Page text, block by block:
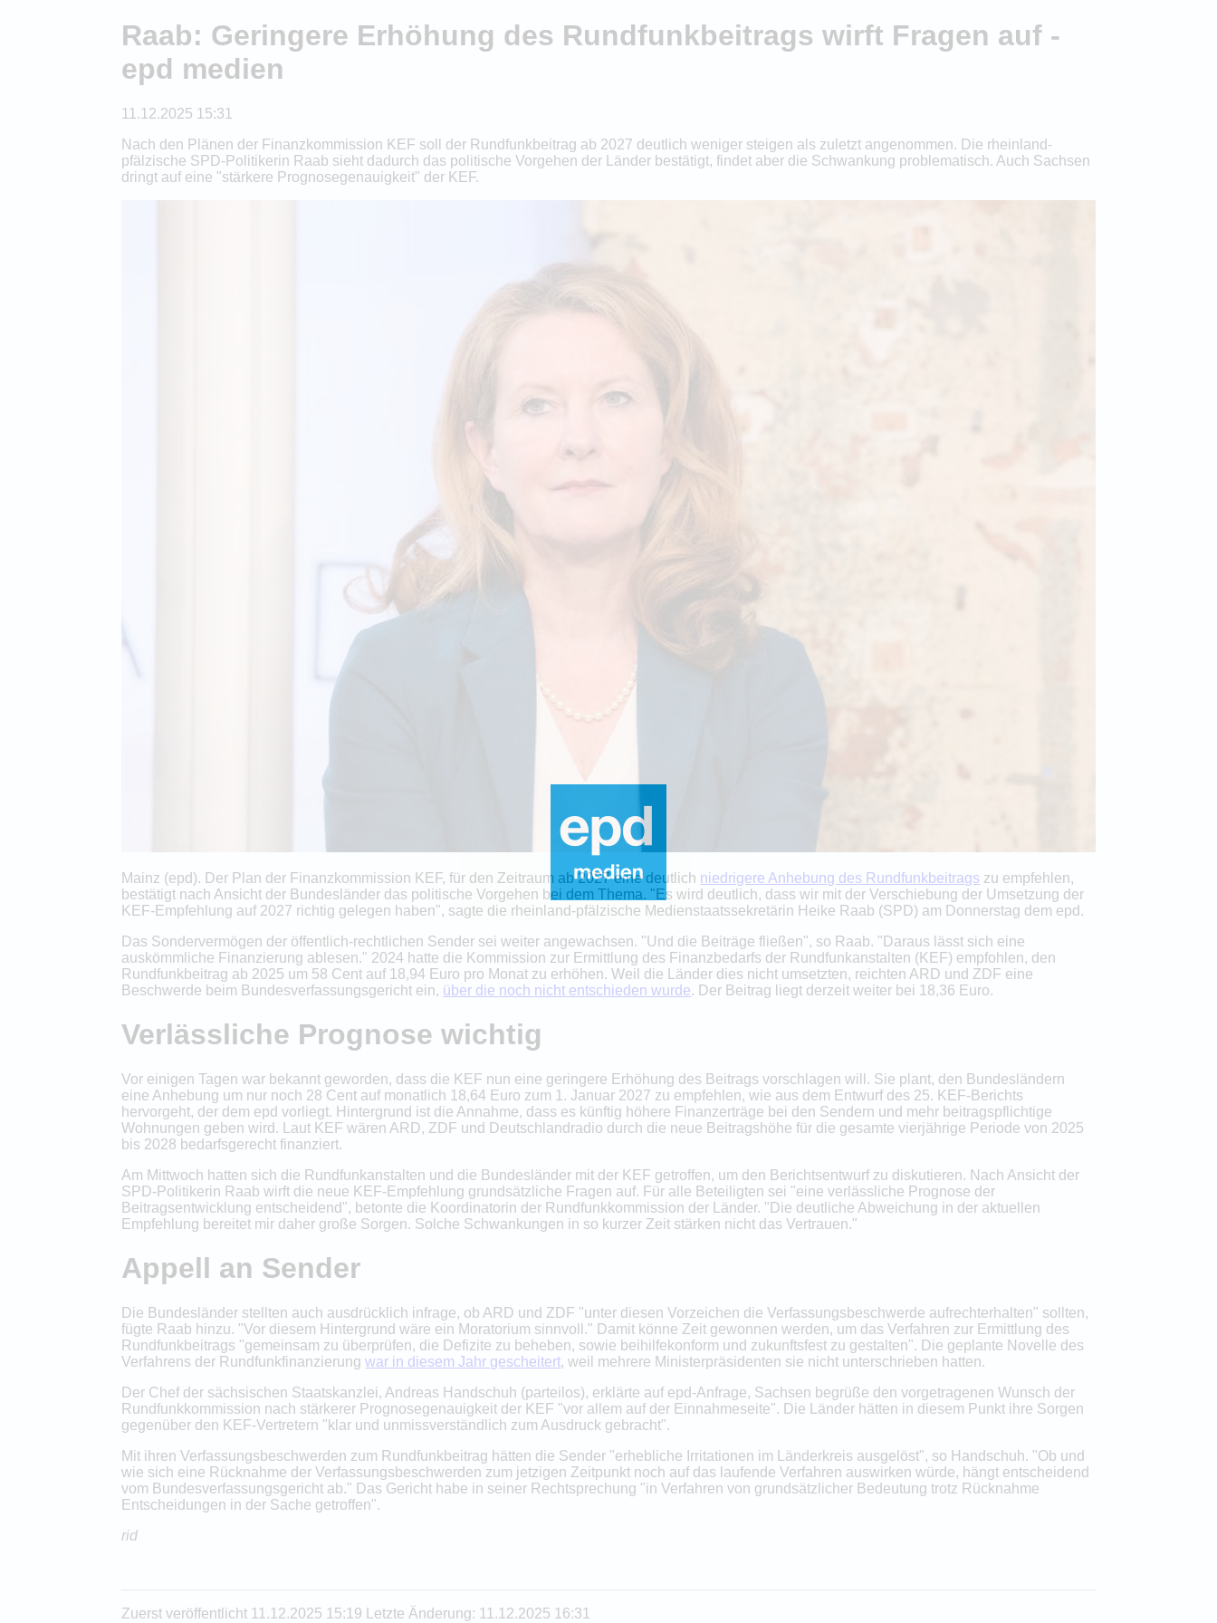
Raab: Geringere Erhöhung des Rundfunkbeitrags wirft Fragen auf -
epd medien
11.12.2025 15:31
Nach den Plänen der Finanzkommission KEF soll der Rundfunkbeitrag ab 2027 deutlich weniger steigen als zuletzt angenommen. Die rheinland-
pfälzische SPD-Politikerin Raab sieht dadurch das politische Vorgehen der Länder bestätigt, findet aber die Schwankung problematisch. Auch Sachsen
dringt auf eine "stärkere Prognosegenauigkeit" der KEF.
Mainz (epd). Der Plan der Finanzkommission KEF, für den Zeitraum ab 2027 eine deutlich niedrigere Anhebung des Rundfunkbeitrags zu empfehlen,
bestätigt nach Ansicht der Bundesländer das politische Vorgehen bei dem Thema. "Es wird deutlich, dass wir mit der Verschiebung der Umsetzung der
KEF-Empfehlung auf 2027 richtig gelegen haben", sagte die rheinland-pfälzische Medienstaatssekretärin Heike Raab (SPD) am Donnerstag dem epd.
Das Sondervermögen der öffentlich-rechtlichen Sender sei weiter angewachsen. "Und die Beiträge fließen", so Raab. "Daraus lässt sich eine
auskömmliche Finanzierung ablesen." 2024 hatte die Kommission zur Ermittlung des Finanzbedarfs der Rundfunkanstalten (KEF) empfohlen, den
Rundfunkbeitrag ab 2025 um 58 Cent auf 18,94 Euro pro Monat zu erhöhen. Weil die Länder dies nicht umsetzten, reichten ARD und ZDF eine
Beschwerde beim Bundesverfassungsgericht ein, über die noch nicht entschieden wurde. Der Beitrag liegt derzeit weiter bei 18,36 Euro.
Verlässliche Prognose wichtig
Vor einigen Tagen war bekannt geworden, dass die KEF nun eine geringere Erhöhung des Beitrags vorschlagen will. Sie plant, den Bundesländern
eine Anhebung um nur noch 28 Cent auf monatlich 18,64 Euro zum 1. Januar 2027 zu empfehlen, wie aus dem Entwurf des 25. KEF-Berichts
hervorgeht, der dem epd vorliegt. Hintergrund ist die Annahme, dass es künftig höhere Finanzerträge bei den Sendern und mehr beitragspflichtige
Wohnungen geben wird. Laut KEF wären ARD, ZDF und Deutschlandradio durch die neue Beitragshöhe für die gesamte vierjährige Periode von 2025
bis 2028 bedarfsgerecht finanziert.
Am Mittwoch hatten sich die Rundfunkanstalten und die Bundesländer mit der KEF getroffen, um den Berichtsentwurf zu diskutieren. Nach Ansicht der
SPD-Politikerin Raab wirft die neue KEF-Empfehlung grundsätzliche Fragen auf. Für alle Beteiligten sei "eine verlässliche Prognose der
Beitragsentwicklung entscheidend", betonte die Koordinatorin der Rundfunkkommission der Länder. "Die deutliche Abweichung in der aktuellen
Empfehlung bereitet mir daher große Sorgen. Solche Schwankungen in so kurzer Zeit stärken nicht das Vertrauen."
Appell an Sender
Die Bundesländer stellten auch ausdrücklich infrage, ob ARD und ZDF "unter diesen Vorzeichen die Verfassungsbeschwerde aufrechterhalten" sollten,
fügte Raab hinzu. "Vor diesem Hintergrund wäre ein Moratorium sinnvoll." Damit könne Zeit gewonnen werden, um das Verfahren zur Ermittlung des
Rundfunkbeitrags "gemeinsam zu überprüfen, die Defizite zu beheben, sowie beihilfekonform und zukunftsfest zu gestalten". Die geplante Novelle des
Verfahrens der Rundfunkfinanzierungwar in diesem Jahr gescheitert, weil mehrere Ministerpräsidenten sie nicht unterschrieben hatten.
Der Chef der sächsischen Staatskanzlei, Andreas Handschuh (parteilos), erklärte auf epd-Anfrage, Sachsen begrüße den vorgetragenen Wunsch der
Rundfunkkommission nach stärkerer Prognosegenauigkeit der KEF "vor allem auf der Einnahmeseite". Die Länder hätten in diesem Punkt ihre Sorgen
gegenüber den KEF-Vertretern "klar und unmissverständlich zum Ausdruck gebracht".
Mit ihren Verfassungsbeschwerden zum Rundfunkbeitrag hätten die Sender "erhebliche Irritationen im Länderkreis ausgelöst", so Handschuh. "Ob und
wie sich eine Rücknahme der Verfassungsbeschwerden zum jetzigen Zeitpunkt noch auf das laufende Verfahren auswirken würde, hängt entscheidend
vom Bundesverfassungsgericht ab." Das Gericht habe in seiner Rechtsprechung "in Verfahren von grundsätzlicher Bedeutung trotz Rücknahme
Entscheidungen in der Sache getroffen".
rid
Zuerst veröffentlicht 11.12.2025 15:19 Letzte Änderung: 11.12.2025 16:31